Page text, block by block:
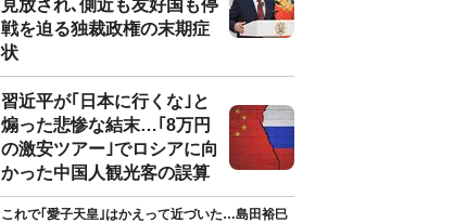
見放され､側近も友好国も停
戦を迫る独裁政権の末期症
状
習近平が｢日本に行くな｣と
煽った悲惨な結末…｢8万円
の激安ツアー｣でロシアに向
かった中国人観光客の誤算
これで｢愛子天皇｣はかえって近づいた…島田裕巳